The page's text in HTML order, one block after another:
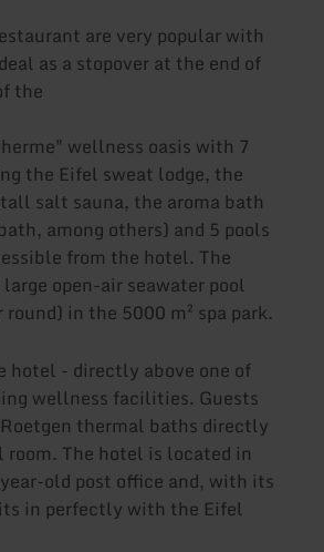
are very popular with
as a stopover at the end of
the
wellness oasis with 7
the Eifel sweat lodge, the
salt sauna, the aroma bath
among others) and 5 pools
from the hotel. The
open-air seawater pool
in the 5000 m² spa park.
hotel - directly above one of
wellness facilities. Guests
thermal baths directly
The hotel is located in
old post office and, with its
in perfectly with the Eifel